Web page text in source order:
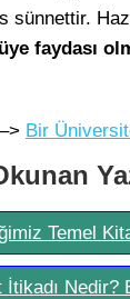
sünnettir.
faydası
Bir
Temel
İtikadı Nedir?